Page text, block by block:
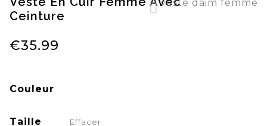
Ceinture
veste daim femme
€35.99
Couleur
Taille Effacer